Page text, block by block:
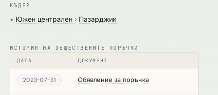
КЪДЕ?
• Южен централен › Пазарджик
ИСТОРИЯ НА ОБЩЕСТВЕНИТЕ ПОРЪЧКИ
ДАТА ДОКУМЕНТ
2023-07-31 Обявление за поръчка